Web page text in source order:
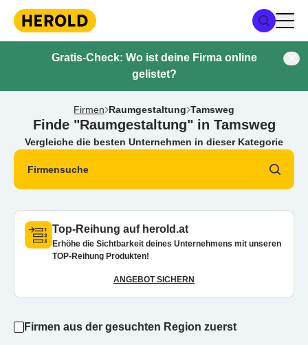
Gratis-Check: Wo ist deine Firma online
gelistet?
Firmen Raumgestaltung Tamsweg
Finde "Raumgestaltung" in Tamsweg
Vergleiche die besten Unternehmen in dieser Kategorie
Firmensuche
Top-Reihung auf herold.at
Erhöhe die Sichtbarkeit deines Unternehmens mit unseren
TOP-Reihung Produkten!
ANGEBOT SICHERN
Firmen aus der gesuchten Region zuerst